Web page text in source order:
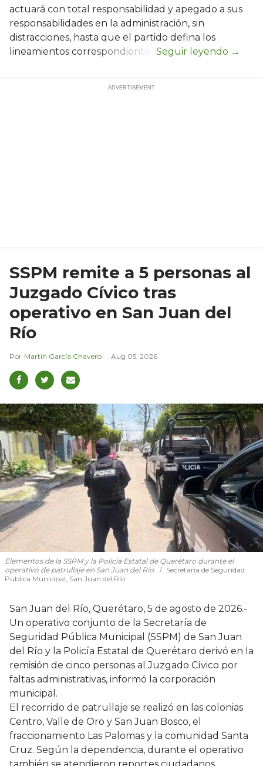
actuará con total responsabilidad y apegado a sus
responsabilidades en la administración, sin
distracciones, hasta que el partido defina los
lineamientos correspondientes.
SSPM remite a 5 personas al
Juzgado Cívico tras
operativo en San Juan del
Río
Martín García Chavero Aug 05, 2026
Elementos de la SSPM y la Policía Estatal de Querétaro durante el
operativo de patrullaje en San Juan del Río.
Secretaría de Seguridad
Pública Municipal, San Juan del Río
San Juan del Río, Querétaro, 5 de agosto de 2026.-
Un operativo conjunto de la Secretaría de
Seguridad Pública Municipal (SSPM) de San Juan
del Río y la Policía Estatal de Querétaro derivó en la
remisión de cinco personas al Juzgado Cívico por
faltas administrativas, informó la corporación
municipal.
El recorrido de patrullaje se realizó en las colonias
Centro, Valle de Oro y San Juan Bosco, el
fraccionamiento Las Palomas y la comunidad Santa
Cruz. Según la dependencia, durante el operativo